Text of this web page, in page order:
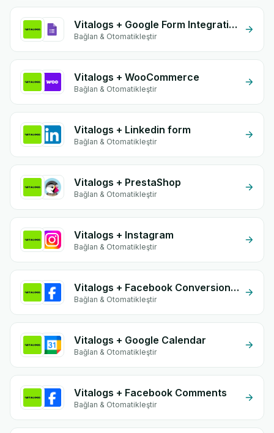
Vitalogs + Google Form Integration
Bağlan & Otomatikleştir
Vitalogs + WooCommerce
Bağlan & Otomatikleştir
Vitalogs + Linkedin form
Bağlan & Otomatikleştir
Vitalogs + PrestaShop
Bağlan & Otomatikleştir
Vitalogs + Instagram
Bağlan & Otomatikleştir
Vitalogs + Facebook Conversion API (CAPI)
Bağlan & Otomatikleştir
Vitalogs + Google Calendar
Bağlan & Otomatikleştir
Vitalogs + Facebook Comments
Bağlan & Otomatikleştir